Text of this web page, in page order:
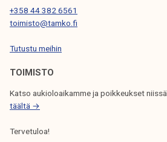
t
s
:
J
u
k
l
+358 44 382 6561
toimisto@tamko.fi
Tutustu meihin
TOIMISTO
Katso aukioloaikamme ja poikkeukset niissä
täältä →
Tervetuloa!